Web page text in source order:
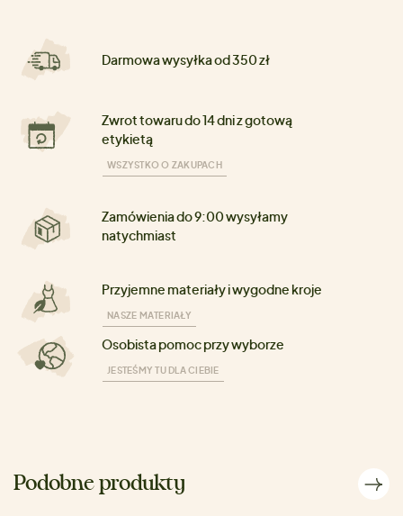
Darmowa wysyłka od 350 zł
Zwrot towaru do 14 dni z gotową
etykietą
WSZYSTKO O ZAKUPACH
Zamówienia do 9:00 wysyłamy
natychmiast
Przyjemne materiały i wygodne kroje
NASZE MATERIAŁY
Osobista pomoc przy wyborze
JESTEŚMY TU DLA CIEBIE
Podobne produkty